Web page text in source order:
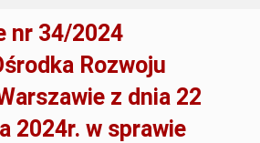
nr 34/2024
Rozwoju
z dnia 22
2024r. w sprawie